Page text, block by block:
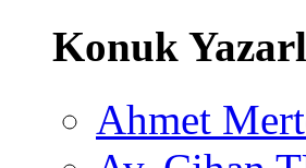
Konuk
Ahmet